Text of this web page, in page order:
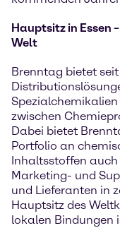
Hauptsitz in Essen
Welt
Brenntag bietet
zwischen
Dabei bietet
Portfolio an
Inhaltsstoffen
Marketing- und
und Lieferanten in
Hauptsitz des
lokalen Bindungen